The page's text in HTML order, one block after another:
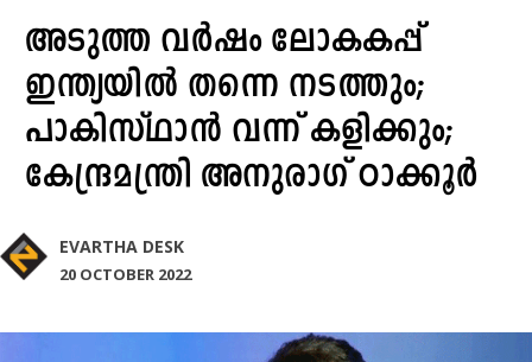
അടുത്ത വർഷം ലോകകപ്പ്
ഇന്ത്യയില്‍ തന്നെ നടത്തും;
പാകിസ്ഥാൻ വന്ന് കളിക്കും;
കേന്ദ്രമന്ത്രി അനുരാഗ് ഠാക്കൂര്‍
EVARTHA DESK
20 OCTOBER 2022